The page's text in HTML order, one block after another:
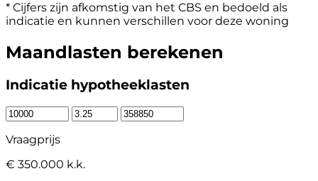
* Cijfers zijn afkomstig van het CBS en bedoeld als
indicatie en kunnen verschillen voor deze woning
Maandlasten berekenen
Indicatie hypotheeklasten
Vraagprijs
€ 350.000 k.k.